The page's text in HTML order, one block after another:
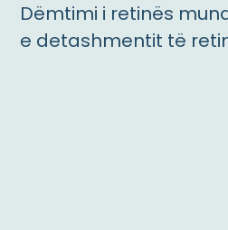
Dëmtimi i retinës
e detashmentit të